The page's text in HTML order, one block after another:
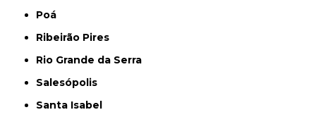
Poá
Ribeirão Pires
Rio Grande da Serra
Salesópolis
Santa Isabel